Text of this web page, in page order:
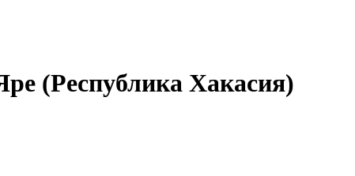
(Республика Хакасия)